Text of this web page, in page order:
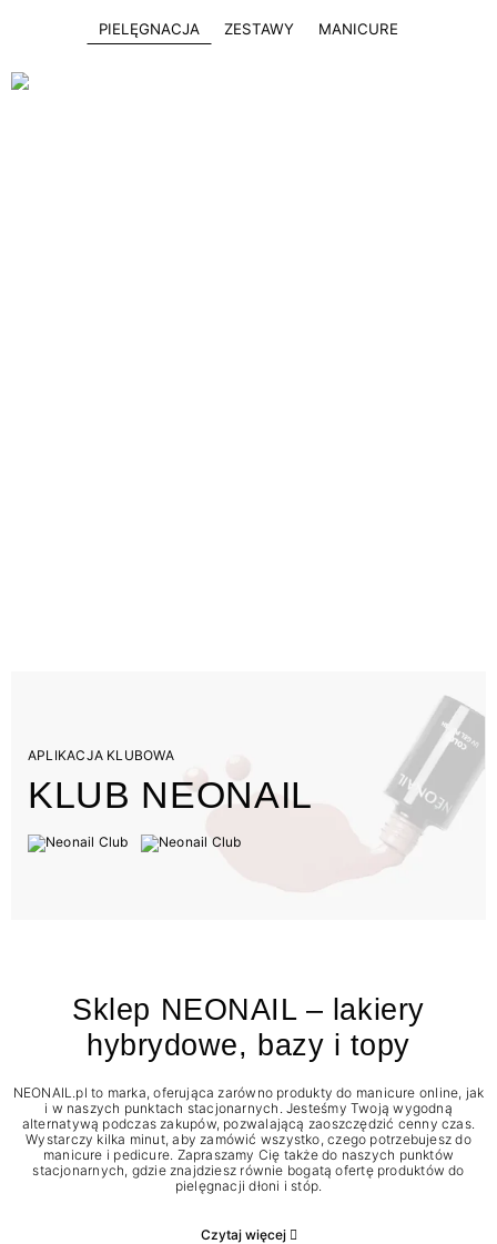
PIELĘGNACJA ZESTAWY MANICURE
APLIKACJA KLUBOWA
KLUB NEONAIL
Sklep NEONAIL – lakiery
hybrydowe, bazy i topy
NEONAIL.pl to marka, oferująca zarówno produkty do manicure online, jak
i w naszych punktach stacjonarnych. Jesteśmy Twoją wygodną
alternatywą podczas zakupów, pozwalającą zaoszczędzić cenny czas.
Wystarczy kilka minut, aby zamówić wszystko, czego potrzebujesz do
manicure i pedicure. Zapraszamy Cię także do naszych punktów
stacjonarnych, gdzie znajdziesz równie bogatą ofertę produktów do
pielęgnacji dłoni i stóp.
Czytaj więcej